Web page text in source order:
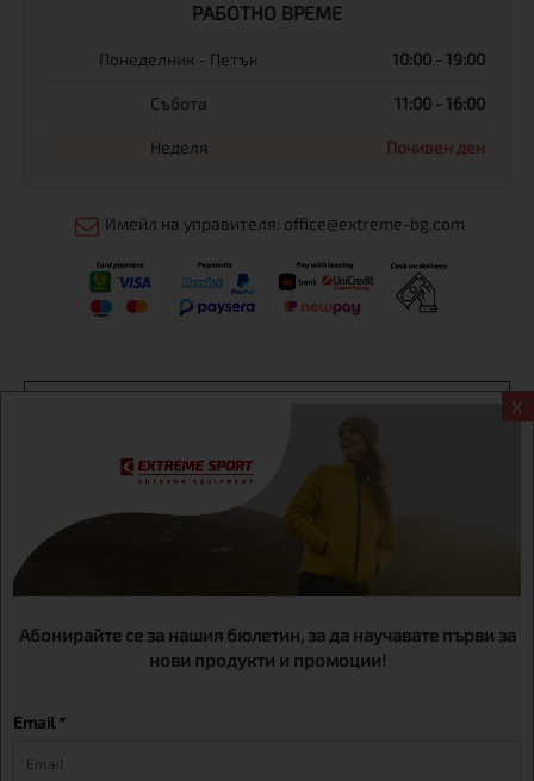
X
Абонирайте се за нашия бюлетин, за да научавате първи за
нови продукти и промоции!
Email *
РАБОТНО ВРЕМЕ
Понеделник - Петък 10:00 - 19:00
Събота 11:00 - 16:00
Неделя Почивен ден
Имейл на управителя: office@extreme-bg.com
Екстрем спорт ЕООД, BG131452613, административен адрес
гр. София, Овча купел, ул.692, №12, офис 1, магазини
гр.София,бул. Дондуков 42, тел.:+359 895461012